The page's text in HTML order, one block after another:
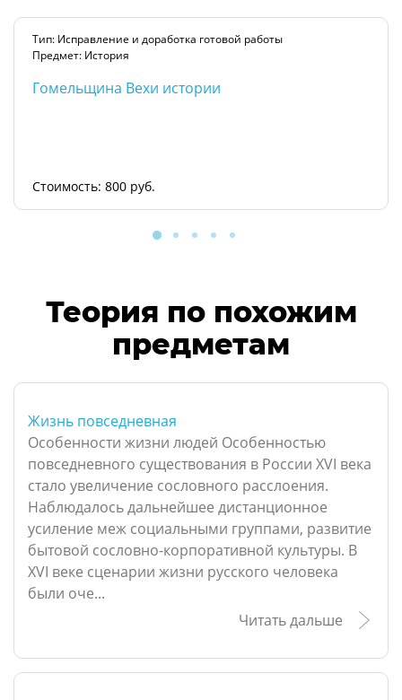
Тип: Исправление и доработка готовой работы
Предмет: История
Гомельщина Вехи истории
Стоимость: 800 руб.
Теория по похожим
предметам
Жизнь повседневная
Особенности жизни людей Особенностью
повседневного существования в России XVI века
стало увеличение сословного расслоения.
Наблюдалось дальнейшее дистанционное
усиление меж социальными группами, развитие
бытовой сословно-корпоративной культуры. В
XVI веке сценарии жизни русского человека
были оче...
Читать дальше